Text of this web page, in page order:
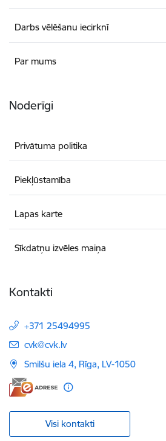
Darbs vēlēšanu iecirknī
Par mums
Noderīgi
Privātuma politika
Piekļūstamība
Lapas karte
Sīkdatņu izvēles maiņa
Kontakti
+371 25494995
E-pasts:
cvk@cvk.lv
Smilšu iela 4, Rīga, LV-1050
Visi kontakti